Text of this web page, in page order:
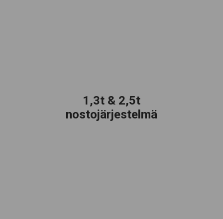
1,3t & 2,5t
nostojärjestelmä